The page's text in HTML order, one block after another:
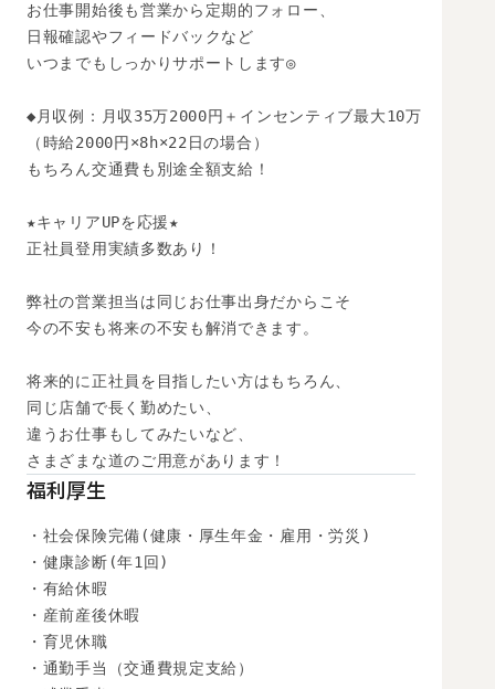
お仕事開始後も営業から定期的フォロー、
日報確認やフィードバックなど
いつまでもしっかりサポートします◎
◆月収例：月収35万2000円＋インセンティブ最大10万
（時給2000円×8h×22日の場合）
もちろん交通費も別途全額支給！
★キャリアUPを応援★
正社員登用実績多数あり！
弊社の営業担当は同じお仕事出身だからこそ
今の不安も将来の不安も解消できます。
将来的に正社員を目指したい方はもちろん、
同じ店舗で長く勤めたい、
違うお仕事もしてみたいなど、
さまざまな道のご用意があります！
福利厚生
・社会保険完備(健康・厚生年金・雇用・労災)
・健康診断(年1回)
・有給休暇
・産前産後休暇
・育児休職
・通勤手当（交通費規定支給）